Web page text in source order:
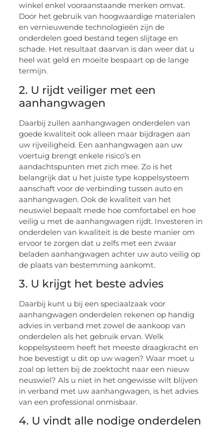
winkel enkel vooraanstaande merken omvat.
Door het gebruik van hoogwaardige materialen
en vernieuwende technologieën zijn de
onderdelen goed bestand tegen slijtage en
schade. Het resultaat daarvan is dan weer dat u
heel wat geld en moeite bespaart op de lange
termijn.
2. U rijdt veiliger met een
aanhangwagen
Daarbij zullen aanhangwagen onderdelen van
goede kwaliteit ook alleen maar bijdragen aan
uw rijveiligheid. Een aanhangwagen aan uw
voertuig brengt enkele risico’s en
aandachtspunten met zich mee. Zo is het
belangrijk dat u het juiste type koppelsysteem
aanschaft voor de verbinding tussen auto en
aanhangwagen. Ook de kwaliteit van het
neuswiel bepaalt mede hoe comfortabel en hoe
veilig u met de aanhangwagen rijdt. Investeren in
onderdelen van kwaliteit is de beste manier om
ervoor te zorgen dat u zelfs met een zwaar
beladen aanhangwagen achter uw auto veilig op
de plaats van bestemming aankomt.
3. U krijgt het beste advies
Daarbij kunt u bij een speciaalzaak voor
aanhangwagen onderdelen rekenen op handig
advies in verband met zowel de aankoop van
onderdelen als het gebruik ervan. Welk
koppelsysteem heeft het meeste draagkracht en
hoe bevestigt u dit op uw wagen? Waar moet u
zoal op letten bij de zoektocht naar een nieuw
neuswiel? Als u niet in het ongewisse wilt blijven
in verband met uw aanhangwagen, is het advies
van een professional onmisbaar.
4. U vindt alle nodige onderdelen